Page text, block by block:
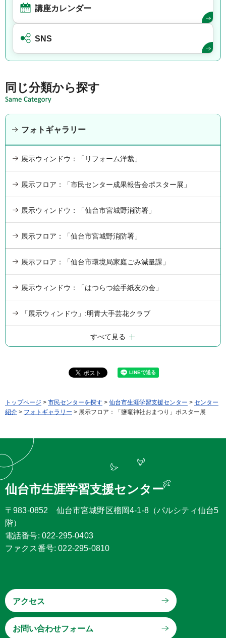
講座カレンダー
SNS
同じ分類から探す
フォトギャラリー
展示ウィンドウ：「リフォーム洋裁」
展示フロア：「市民センター成果報告会ポスター展」
展示ウィンドウ：「仙台市宮城野消防署」
展示フロア：「仙台市宮城野消防署」
展示フロア：「仙台市環境局家庭ごみ減量課」
展示ウィンドウ：「はつらつ絵手紙友の会」
「展示ウィンドウ」:明青大手芸花クラブ
すべて見る
トップページ > 市民センターを探す > 仙台市生涯学習支援センター > センター
紹介 > フォトギャラリー > 展示フロア：「鹽竈神社おまつり」ポスター展
仙台市生涯学習支援センター
〒983-0852 仙台市宮城野区榴岡4-1-8（パルシティ仙台5
階）
電話番号: 022-295-0403
ファクス番号: 022-295-0810
アクセス